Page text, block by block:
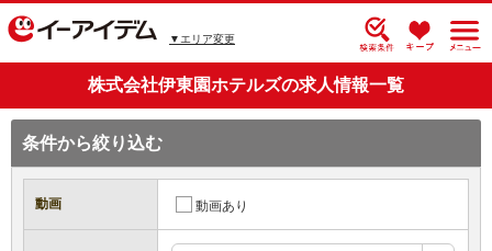
▼エリア変更
株式会社伊東園ホテルズの求人情報一覧
条件から絞り込む
動画 動画あり